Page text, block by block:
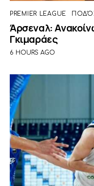
PREMIER LEAGUE
Άρσεναλ:
Γκιμαράες
6 HOURS AGO